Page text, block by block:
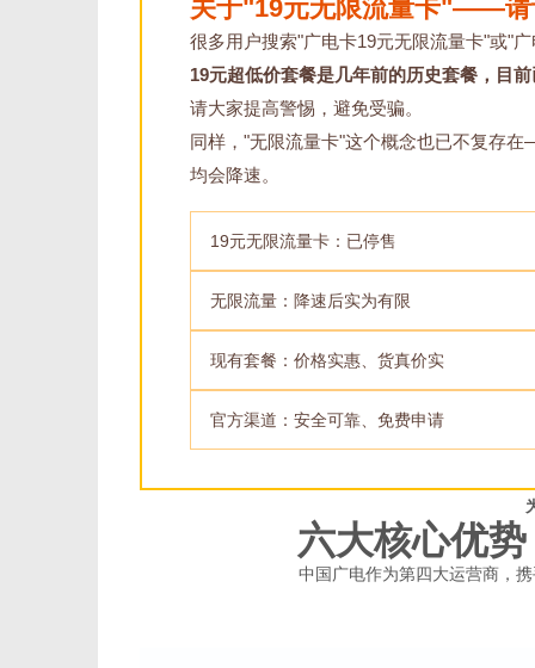
关于"19元无限流量卡"——请
很多用户搜索"广电卡19元无限流量卡"或"
19元超低价套餐是几年前的历史套餐，目
请大家提高警惕，避免受骗。
同样，"无限流量卡"这个概念也已不复存
均会降速。
19元无限流量卡：已停售
无限流量：降速后实为有限
现有套餐：价格实惠、货真价实
官方渠道：安全可靠、免费申请
六大核心优
中国广电作为第四大运营商，